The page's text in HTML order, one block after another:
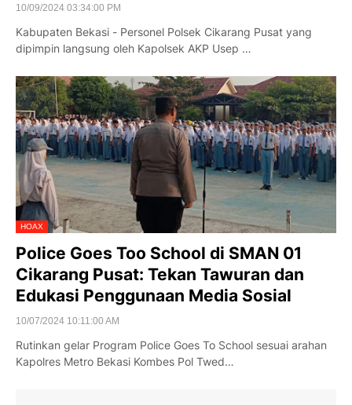
10/09/2024 03:34:00 PM
Kabupaten Bekasi - Personel Polsek Cikarang Pusat yang
dipimpin langsung oleh Kapolsek AKP Usep …
HOAX
Police Goes Too School di SMAN 01
Cikarang Pusat: Tekan Tawuran dan
Edukasi Penggunaan Media Sosial
10/07/2024 10:11:00 AM
Rutinkan gelar Program Police Goes To School sesuai arahan
Kapolres Metro Bekasi Kombes Pol Twed…